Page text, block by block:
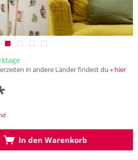
in andere Länder findest du » hier
In den Warenkorb